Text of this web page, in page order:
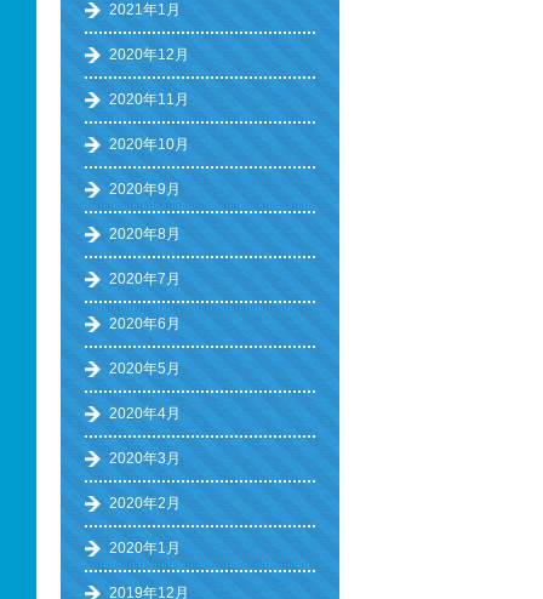
2021年1月
2020年12月
2020年11月
2020年10月
2020年9月
2020年8月
2020年7月
2020年6月
2020年5月
2020年4月
2020年3月
2020年2月
2020年1月
2019年12月